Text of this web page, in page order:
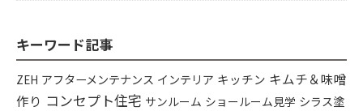
キーワード記事
ZEH アフターメンテナンス インテリア キッチン キムチ＆味噌
作り コンセプト住宅 サンルーム ショールーム見学 シラス塗